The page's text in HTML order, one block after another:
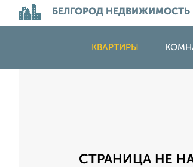
БЕЛГОРОД НЕДВИЖИМОСТЬ
КВАРТИРЫ
СТРАНИЦА НЕ